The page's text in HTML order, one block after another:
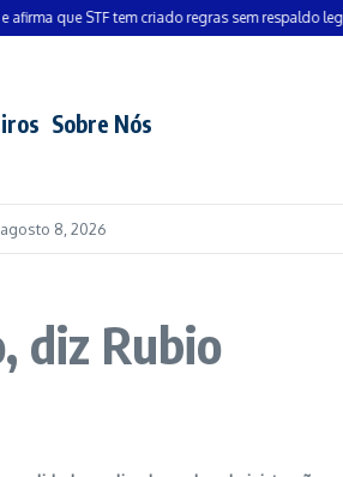
que STF tem criado regras sem respaldo legal
Sobre Nós
8, 2026
diz Rubio